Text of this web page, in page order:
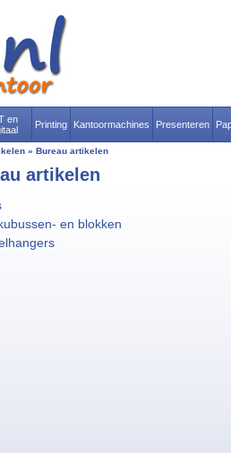
en
Printing Kantoormachines Presenteren
» Bureau artikelen
artikelen
en blokken